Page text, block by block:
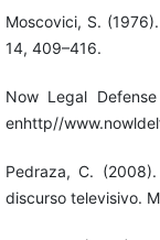
Moscovici, S.
14, 409–416.
Now Legal
enhttp//
Pedraza, C.
discurso televisivo.